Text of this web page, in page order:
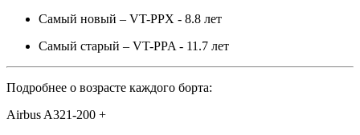
Самый новый – VT-PPX - 8.8 лет
Самый старый – VT-PPA - 11.7 лет
Подробнее о возрасте каждого борта:
Airbus A321-200 +